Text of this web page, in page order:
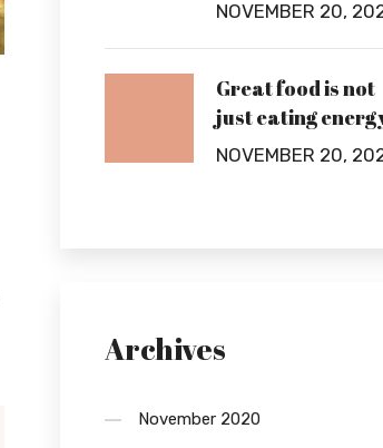
NOVEMBER 20,
Great food is not
just eating
NOVEMBER 20,
Archives
November 2020